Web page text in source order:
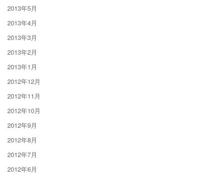
2013年5月
2013年4月
2013年3月
2013年2月
2013年1月
2012年12月
2012年11月
2012年10月
2012年9月
2012年8月
2012年7月
2012年6月